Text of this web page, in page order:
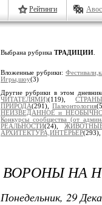
Рейтинги
Выбрана рубрика ТРАДИЦИИ
Вложенные рубрики:
Игры,шоу(3)
Другие рубрики в этом
ЧИТАТЕЛЯМИ)(119),
ПРИРОДА(291),Палеонтология
НЕИЗВЕДАННОЕ и
Конкурсы сообщества (от
РЕАЛЬНОСТИ(24),
АРХИТЕКТУРА,ИНТЕРЬЕР(293),
ВОРОНЫ НА
Понедельник, 29